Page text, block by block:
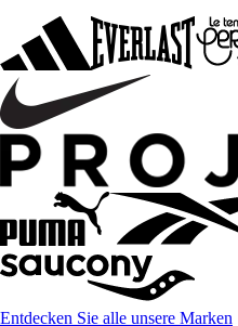
Entdecken Sie alle unsere Marken